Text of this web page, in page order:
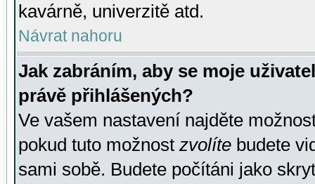
kavárně, univerzitě atd.
Návrat nahoru
Jak zabráním, aby se moje
právě přihlášených?
Ve vašem nastavení najděte
pokud tuto možnost zvolíte budete
sami sobě. Budete počítáni jako